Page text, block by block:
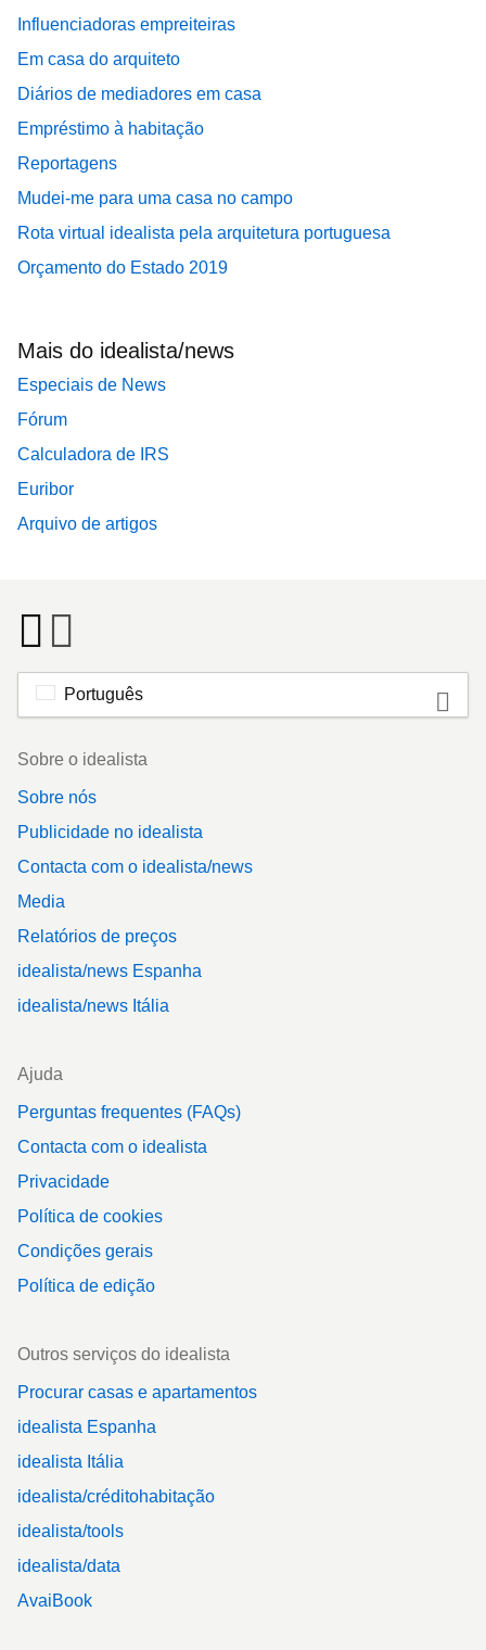
Influenciadoras empreiteiras
Em casa do arquiteto
Diários de mediadores em casa
Empréstimo à habitação
Reportagens
Mudei-me para uma casa no campo
Rota virtual idealista pela arquitetura portuguesa
Orçamento do Estado 2019
Mais do idealista/news
Especiais de News
Fórum
Calculadora de IRS
Euribor
Arquivo de artigos
Português
Footer
Sobre o idealista
Sobre nós
Publicidade no idealista
Contacta com o idealista/news
Media
Relatórios de preços
idealista/news Espanha
idealista/news Itália
Ajuda
Perguntas frequentes (FAQs)
Contacta com o idealista
Privacidade
Política de cookies
Condições gerais
Política de edição
Outros serviços do idealista
Procurar casas e apartamentos
idealista Espanha
idealista Itália
idealista/créditohabitação
idealista/tools
idealista/data
AvaiBook